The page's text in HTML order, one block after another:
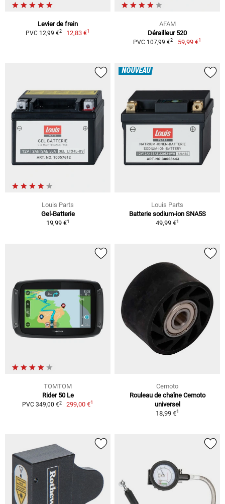
Levier de frein
PVC 12,99 €2 12,83 €1
AFAM
Dérailleur 520
PVC 107,99 €2 59,99 €1
Louis Parts
Gel-Batterie
19,99 €1
NOUVEAU
Louis Parts
Batterie sodium-ion SNA5S
49,99 €1
TOMTOM
Rider 50 Le
PVC 349,00 €2 299,00 €1
Cemoto
Rouleau de chaîne Cemoto
universel
18,99 €1